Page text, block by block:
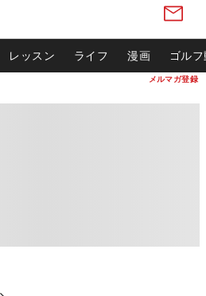
メルマガ登録
レッスン ライフ 漫画 ゴル